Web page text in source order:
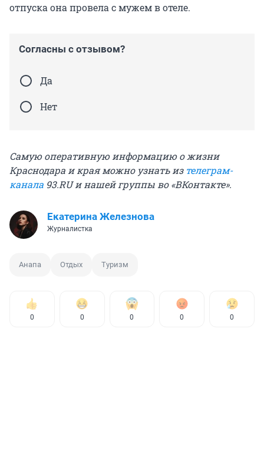
отпуска она провела с мужем в отеле.
Согласны с отзывом?
Да
Нет
Самую оперативную информацию о жизни
Краснодара и края можно узнать из телеграм-
канала 93.RU и нашей группы во «ВКонтакте».
Екатерина Железнова
Журналистка
Анапа Отдых Туризм
0 0 0 0 0